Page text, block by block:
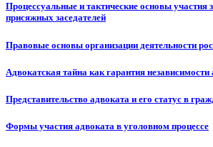
Процессуальные и тактические основы участия
присяжных заседателей
Правовые основы организации деятельности
Адвокатская тайна как гарантия независимости
Представительство адвоката и его статус в
Формы участия адвоката в уголовном процессе